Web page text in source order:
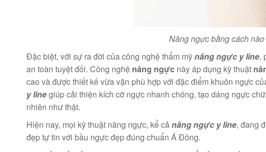
Nâng ngực bằng cách
Đặc biệt, với sự ra đời của công nghệ thẩm mỹnâng ngực y line,
an toàn tuyệt đối. Công nghệ nâng ngực này áp dụng kỹ thuật
cao và được thiết kế vừa vặn phù hợp với đặc điểm khuôn ngực
y linegiúp cải thiện kích cỡ ngực nhanh chóng, tạo dáng ngực
nhiên như thật.
Hiện nay, mọi kỹ thuật nâng ngực, kể cảnâng ngực y line, đang
đẹp tự tin với bầu ngực đẹp đúng chuẩn Á Đông.